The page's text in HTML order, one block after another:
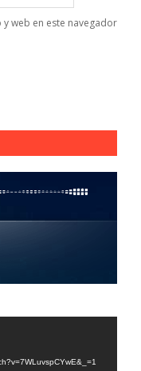
web en este navegador